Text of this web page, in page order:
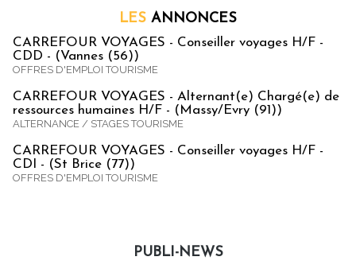
LES ANNONCES
CARREFOUR VOYAGES - Conseiller voyages H/F -
CDD - (Vannes (56))
OFFRES D'EMPLOI TOURISME
CARREFOUR VOYAGES - Alternant(e) Chargé(e) de
ressources humaines H/F - (Massy/Evry (91))
ALTERNANCE / STAGES TOURISME
CARREFOUR VOYAGES - Conseiller voyages H/F -
CDI - (St Brice (77))
OFFRES D'EMPLOI TOURISME
PUBLI-NEWS